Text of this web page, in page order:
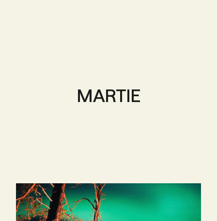
MARTIE